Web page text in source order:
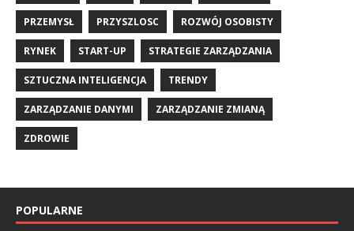
PRZEMYSŁ PRZYSZLOSC ROZWÓJ OSOBISTY
RYNEK START-UP STRATEGIE ZARZĄDZANIA
SZTUCZNA INTELIGENCJA TRENDY
ZARZĄDZANIE DANYMI ZARZĄDZANIE ZMIANĄ
ZDROWIE
POPULARNE